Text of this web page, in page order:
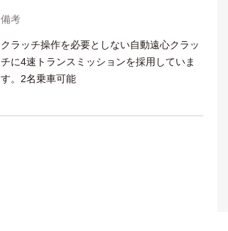
備考
クラッチ操作を必要としない自動遠心クラッ
チに4速トランスミッションを採用していま
す。2名乗車可能